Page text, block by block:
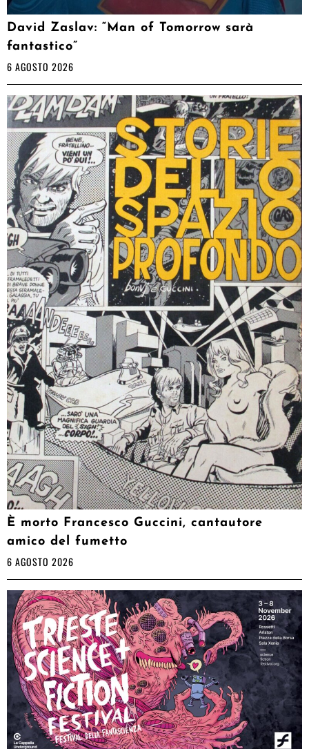
David Zaslav: “Man of Tomorrow sarà
fantastico”
6 AGOSTO 2026
È morto Francesco Guccini, cantautore
amico del fumetto
6 AGOSTO 2026